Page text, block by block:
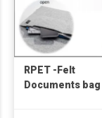
RPET -Felt
Documents bag